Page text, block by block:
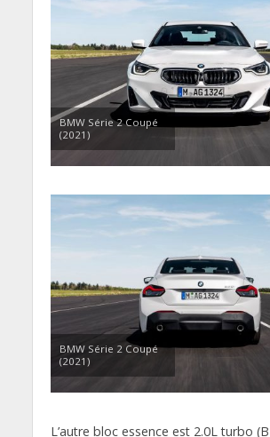
BMW Série 2 Coupé
(2021)
BMW Série 2 Coupé
(2021)
L’autre bloc essence est 2.0L turbo